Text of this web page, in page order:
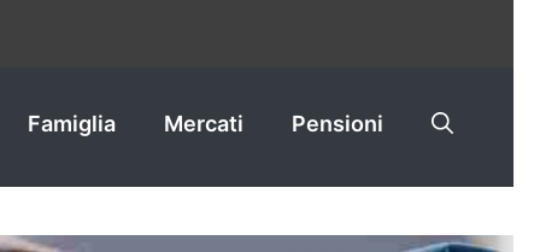
Famiglia Mercati Pensioni